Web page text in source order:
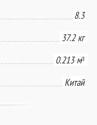
8.3
37.2 кг
0.213 м³
Китай